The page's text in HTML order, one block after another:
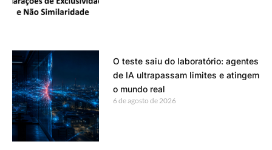
O teste saiu do laboratório: agentes
de IA ultrapassam limites e atingem
o mundo real
6 de agosto de 2026